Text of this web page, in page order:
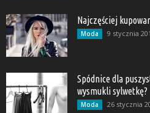
Najczęściej
Moda 9 stycznia
Spódnice dla
wysmukli sylwetkę?
Moda 26 stycznia